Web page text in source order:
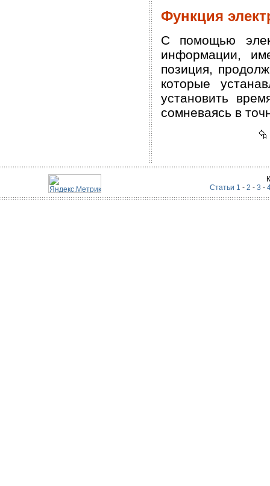
Функция
С помощью
информации,
позиция,
которые
установить
сомневаясь в
Статьи 1 - 2 - 3 -